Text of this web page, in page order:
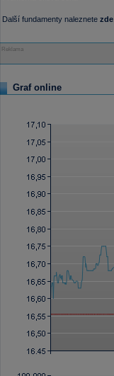
Další fundamenty naleznete zde.
Reklama
Graf online